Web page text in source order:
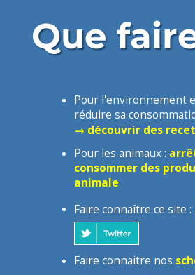
Que
Pour l'environnement
réduire sa
→ découvrir des
Pour les animaux :
consommer des
animale
Faire connaître ce site :
Faire connaitre nos